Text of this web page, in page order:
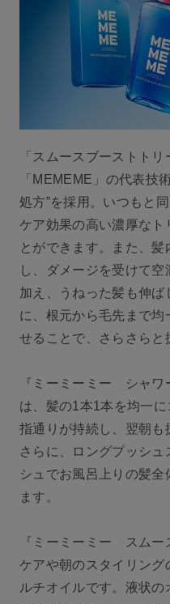
「スムースブーストトリ
「MEMEME」の代表技
処方”を採用。いつもと
ケア効果の高い濃厚なト
とができます。また、
し、ダメージを受けて
加え、うねった髪も伸ば
に、根元から毛先まで
せることで、さらさらと
『ミーミーミー シャワ
は、髪の1本1本を均一
指通りが持続し、翌朝も
さらに、ロングプッシュ
シュでお風呂上りの髪全
ます。
『ミーミーミー スムー
ケアや朝のスタイリング
ルチオイルです。液状